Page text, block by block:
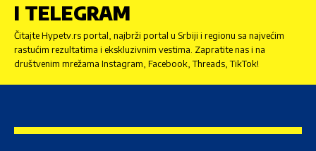
I TELEGRAM
Čitajte Hypetv.rs portal, najbrži portal u Srbiji i regionu sa najvećim
rastućim rezultatima i ekskluzivnim vestima. Zapratite nas i na
društvenim mrežama Instagram, Facebook, Threads, TikTok!